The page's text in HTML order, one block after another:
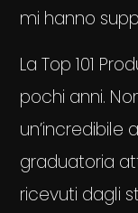
mi hanno
La Top 101
pochi anni.
un’incredibile
graduatoria
ricevuti dagli